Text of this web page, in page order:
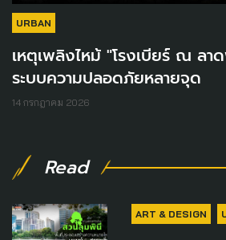
URBAN
เหตุเพลิงไหม้ "โรงเบียร์ ณ ล
ระบบความปลอดภัยหลายจุด
14 กรกฎาคม 2026
Read
ART & DESIGN